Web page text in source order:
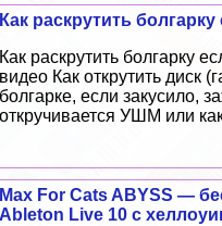
Как раскрутить
Как раскрутить болгарку
видео Как открутить диск
болгарке, если закусило,
откручивается УШМ или
Max For Cats ABYSS —
Ableton Live 10 с